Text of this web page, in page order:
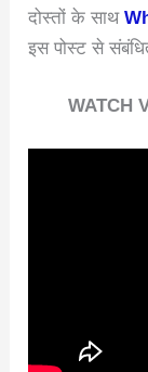
दोस्तों के साथ
इस पोस्ट से
WATCH